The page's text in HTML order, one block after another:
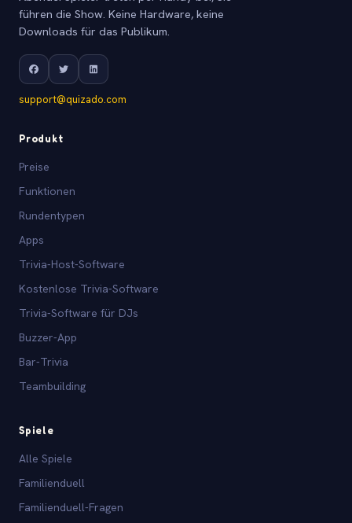
führen die Show. Keine Hardware, keine
Downloads für das Publikum.
support@quizado.com
Produkt
Preise
Funktionen
Rundentypen
Apps
Trivia-Host-Software
Kostenlose Trivia-Software
Trivia-Software für DJs
Buzzer-App
Bar-Trivia
Teambuilding
Spiele
Alle Spiele
Familienduell
Familienduell-Fragen